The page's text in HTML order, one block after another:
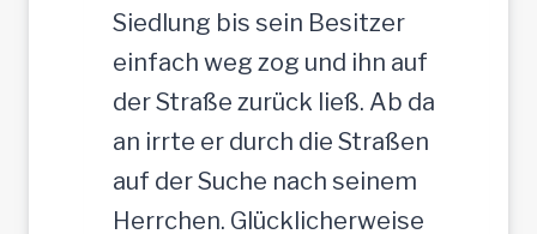
Siedlung bis sein Besitzer
einfach weg zog und ihn auf
der Straße zurück ließ. Ab da
an irrte er durch die Straßen
auf der Suche nach seinem
Herrchen. Glücklicherweise